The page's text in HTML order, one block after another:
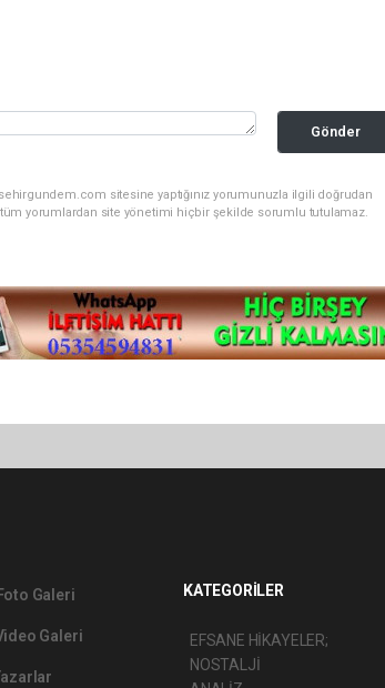
Gönder
sitesine yaptığınız yorumunuzla ilgili doğrudan
tüm yorumlardan site yönetimi hiçbir şekilde sorumlu tutulamaz.
Foto Galeri
Galeri
KATEGORİLER
EFSANE HİKAYELER;
NOSTALJİ